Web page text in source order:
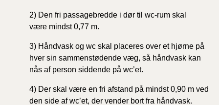
2) Den fri passagebredde i dør til wc-rum skal
være mindst 0,77 m.
3) Håndvask og wc skal placeres over et hjørne på
hver sin sammenstødende væg, så håndvask kan
nås af person siddende på wc’et.
4) Der skal være en fri afstand på mindst 0,90 m ved
den side af wc’et, der vender bort fra håndvask.